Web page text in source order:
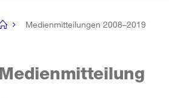
Medienmitteilungen 2008–2019